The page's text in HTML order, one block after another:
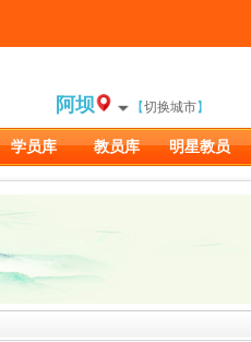
阿坝 【切换城市】
学员库 教员库 明星教员